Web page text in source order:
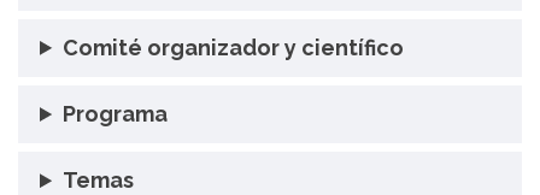
Comité organizador y científico
Programa
Temas